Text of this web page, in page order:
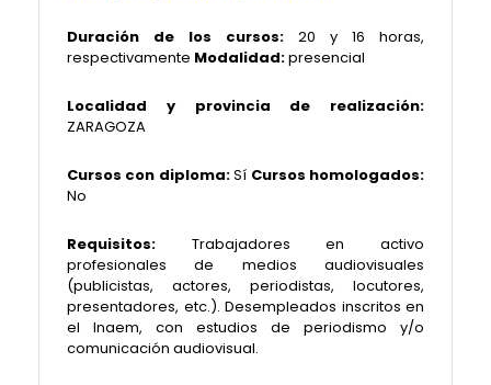
Duración de los cursos: 20 y 16 horas,
respectivamente Modalidad:presencial
Localidad y provincia de realización:
ZARAGOZA
Cursos con diploma:Sí Cursos homologados:
No
Requisitos: Trabajadores en activo
profesionales de medios audiovisuales
(publicistas, actores, periodistas, locutores,
presentadores, etc.). Desempleados inscritos en
el Inaem, con estudios de periodismo y/o
comunicación audiovisual.